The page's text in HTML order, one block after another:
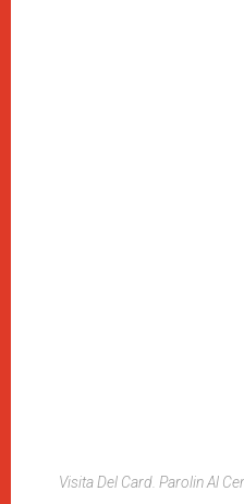
Visita Del Card. Parolin Al